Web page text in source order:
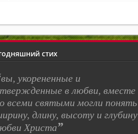
стих
вы, укорененные и
в любви, вместе
всеми святыми могли понять
длину, высоту и глубину
Христа”